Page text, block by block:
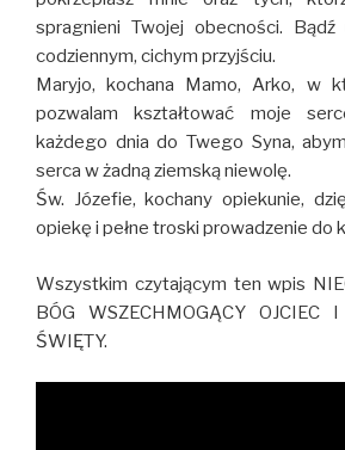
spragnieni Twojej obecności.
codziennym, cichym przyjściu.
Maryjo, kochana Mamo, Arko, w
pozwalam kształtować moje
każdego dnia do Twego Syna,
serca w żadną ziemską niewolę.
Św. Józefie, kochany opiekunie,
opiekę i pełne troski prowadzenie do
Wszystkim czytającym ten wpis
BÓG WSZECHMOGĄCY
ŚWIĘTY.